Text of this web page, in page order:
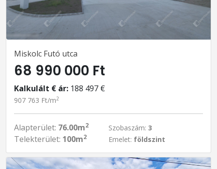
Miskolc Futó utca
68 990 000 Ft
Kalkulált € ár: 188 497 €
907 763 Ft/m2
Alapterület: 76.00m2
Telekterület: 100m2
Szobaszám: 3
Emelet: földszint